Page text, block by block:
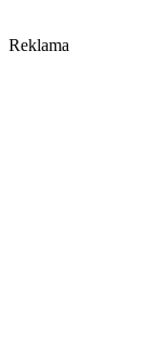
Reklama